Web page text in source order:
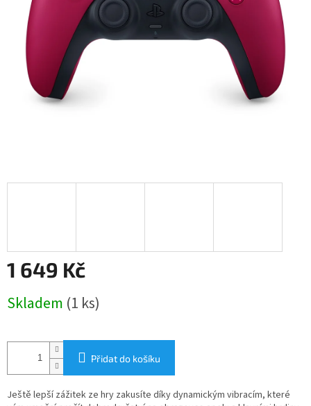
1 649 Kč
cena:
Skladem (1 ks)
Přidat do košíku
Ještě lepší zážitek ze hry zakusíte díky dynamickým vibracím, které